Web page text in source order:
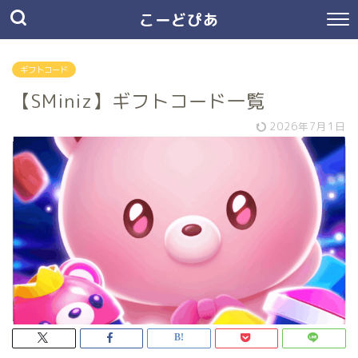
こーどぴあ
ギフトコード
【SMiniz】ギフトコード一覧
2026年7月1日